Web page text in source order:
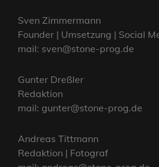
Sven Zimmermann
Founder | Umsetzung | Social
mail: sven@stone-prog.de
Gunter Dreßler
Redaktion
mail: gunter@stone-prog.de
Andreas Tittmann
Redaktion | Fotograf